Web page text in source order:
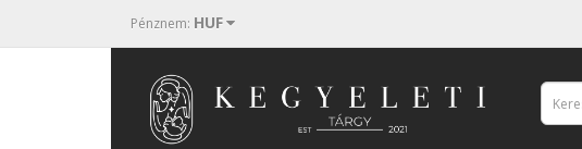
Pénznem: HUF